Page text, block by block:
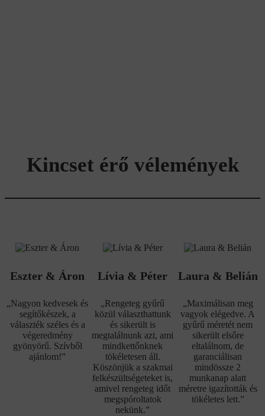
Kincset érő vélemények
Eszter & Áron
„Nagyon kedvesek és
segítőkészek, a
választék széles és a
végeredmény
gyönyörű. Szívből
ajánlom!”
Lívia & Péter
„Rengeteg gyűrű
közül választhattunk
és sikerült is
megtalálnunk azt, ami
mindkettőnknek
tökéletesen áll.
Köszönjük a szakmai
felkészültségeteket is,
amivel rengeteg időt
megspóroltatok
nekünk.”
Laura & Belián
„Maximálisan meg
vagyok elégedve. A
gyűrű méretét nem
sikerült elsőre
eltalálnom, de
garanciálisan
mindössze 2
munkanap alatt
méretre igazították és
tökéletes lett.”